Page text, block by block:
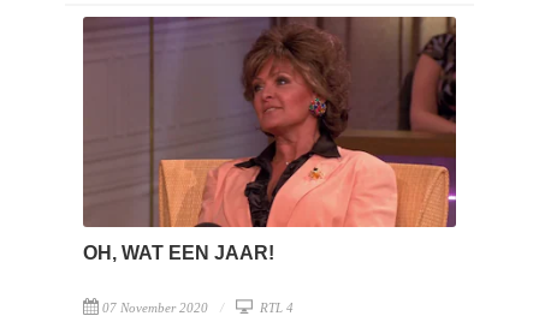
OH, WAT EEN JAAR!
07 November 2020 RTL 4